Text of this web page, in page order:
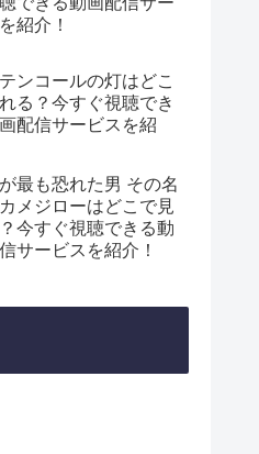
紹介！
ンコールの灯はどこ
る？今すぐ視聴でき
配信サービスを紹
最も恐れた男 その名
メジローはどこで見
今すぐ視聴できる動
サービスを紹介！